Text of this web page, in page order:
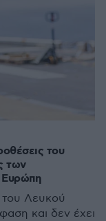
του
των
Ευρώπη
Λευκού
και δεν έχει